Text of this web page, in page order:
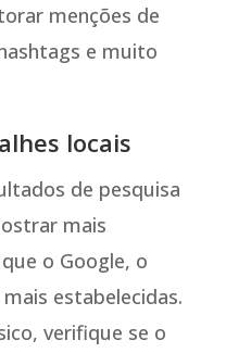
menções de
e muito
locais
de pesquisa
mais
o Google, o
estabelecidas.
verifique se o